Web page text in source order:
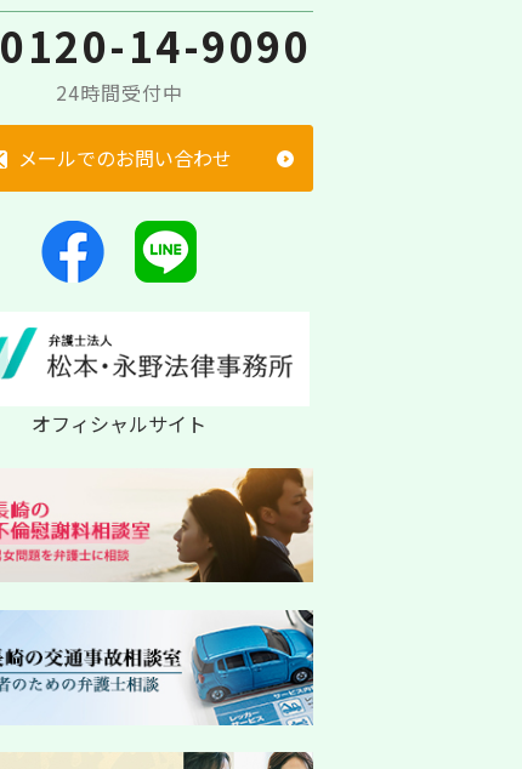
0120-14-9090
24時間受付中
メールでのお問い合わせ
オフィシャルサイト